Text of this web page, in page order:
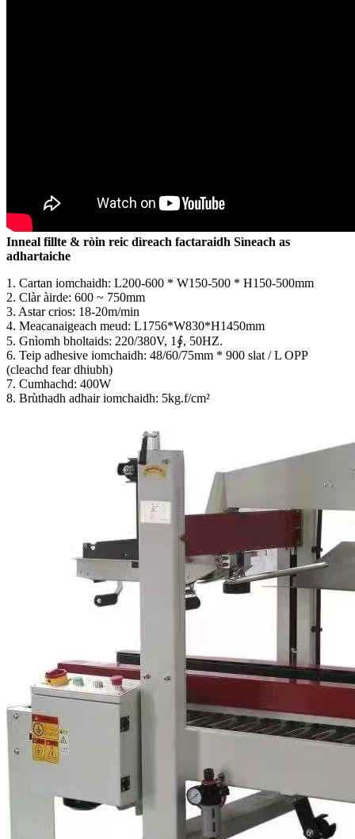
Inneal fillte & ròin reic dìreach factaraidh Sìneach as
adhartaiche
1. Cartan iomchaidh: L200-600 * W150-500 * H150-500mm
2. Clàr àirde: 600 ~ 750mm
3. Astar crios: 18-20m/min
4. Meacanaigeach meud: L1756*W830*H1450mm
5. Gnìomh bholtaids: 220/380V, 1∮, 50HZ.
6. Teip adhesive iomchaidh: 48/60/75mm * 900 slat / L OPP
(cleachd fear dhiubh)
7. Cumhachd: 400W
8. Brùthadh adhair iomchaidh: 5kg.f/cm²